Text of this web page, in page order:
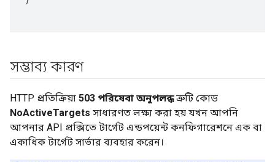
সম্ভাব্য কারণ
HTTP প্রতিক্রিয়া 503 পরিষেবা অনুপলব্ধত্রুটি কোড
NoActiveTargets সাধারণত লক্ষ্য করা হয় যখন আপনি
আপনার API প্রক্সিতে টার্গেট এন্ডপয়েন্ট কনফিগারেশনে এক বা
একাধিক টার্গেট সার্ভার ব্যবহার করেন।